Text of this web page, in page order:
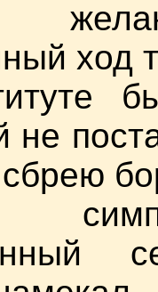
ход
не